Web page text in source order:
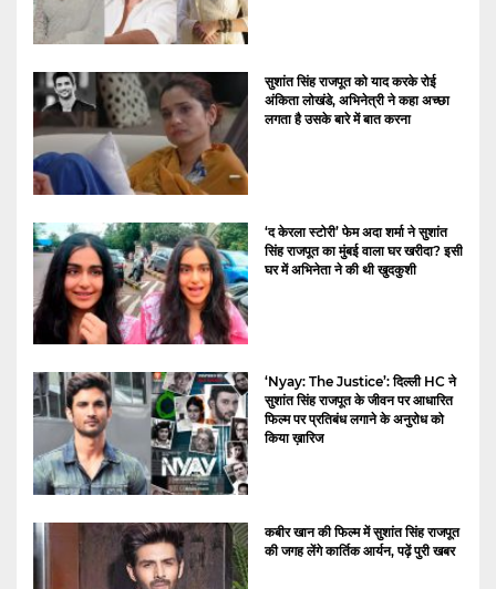
सुशांत सिंह राजपूत को याद करके रोई
अंकिता लोखंडे, अभिनेत्री ने कहा अच्छा
लगता है उसके बारे में बात करना
‘द केरला स्टोरी’ फेम अदा शर्मा ने सुशांत
सिंह राजपूत का मुंबई वाला घर खरीदा? इसी
घर में अभिनेता ने की थी खुदकुशी
‘Nyay: The Justice’: दिल्ली HC ने
सुशांत सिंह राजपूत के जीवन पर आधारित
फिल्म पर प्रतिबंध लगाने के अनुरोध को
किया ख़ारिज
कबीर खान की फिल्म में सुशांत सिंह राजपूत
की जगह लेंगे कार्तिक आर्यन, पढ़ें पुरी खबर